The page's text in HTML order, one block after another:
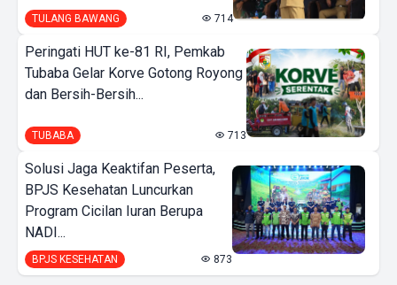
TULANG BAWANG 714
Peringati HUT ke-81 RI, Pemkab
Tubaba Gelar Korve Gotong Royong
dan Bersih-Bersih...
TUBABA 713
Solusi Jaga Keaktifan Peserta,
BPJS Kesehatan Luncurkan
Program Cicilan Iuran Berupa
NADI...
BPJS KESEHATAN 873